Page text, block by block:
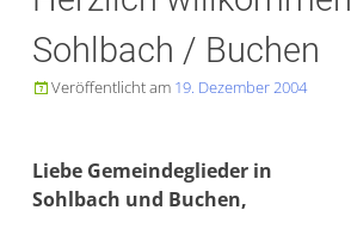
Sohlbach / Buchen
Veröffentlicht am 19. Dezember 2004
Liebe Gemeindeglieder in
Sohlbach und Buchen,